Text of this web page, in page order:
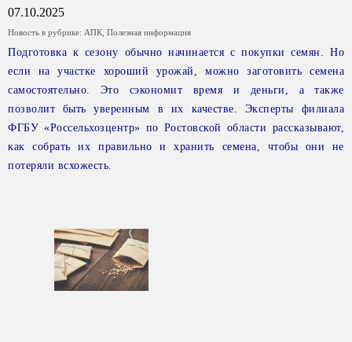
07.10.2025
Новость в рубрике: АПК Полезная информация
Подготовка к сезону обычно начинается с покупки семян. Но
если на участке хороший урожай, можно заготовить семена
самостоятельно. Это сэкономит время и деньги, а также
позволит быть уверенным в их качестве. Эксперты филиала
ФГБУ «Россельхозцентр» по Ростовской области рассказывают,
как собрать их правильно и хранить семена, чтобы они не
потеряли всхожесть.